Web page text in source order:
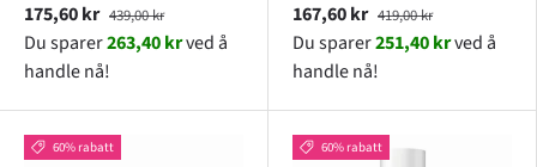
175,60 kr 439,00 kr
Du sparer263,40 krved å
handle nå!
167,60 kr 419,00 kr
Du sparer251,40 krved å
handle nå!
60% rabatt 60% rabatt